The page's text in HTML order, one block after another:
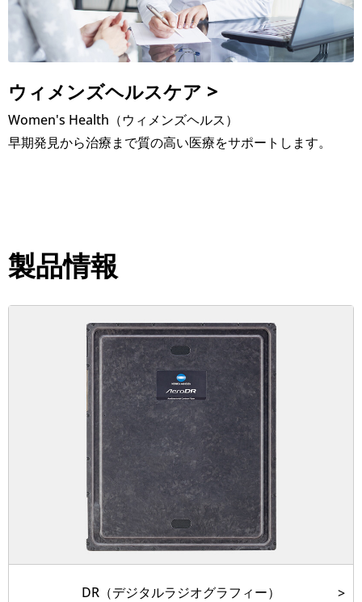
ウィメンズヘルスケア >
Women's Health（ウィメンズヘルス）
早期発見から治療まで質の高い医療をサポートします。
製品情報
DR（デジタルラジオグラフィー）